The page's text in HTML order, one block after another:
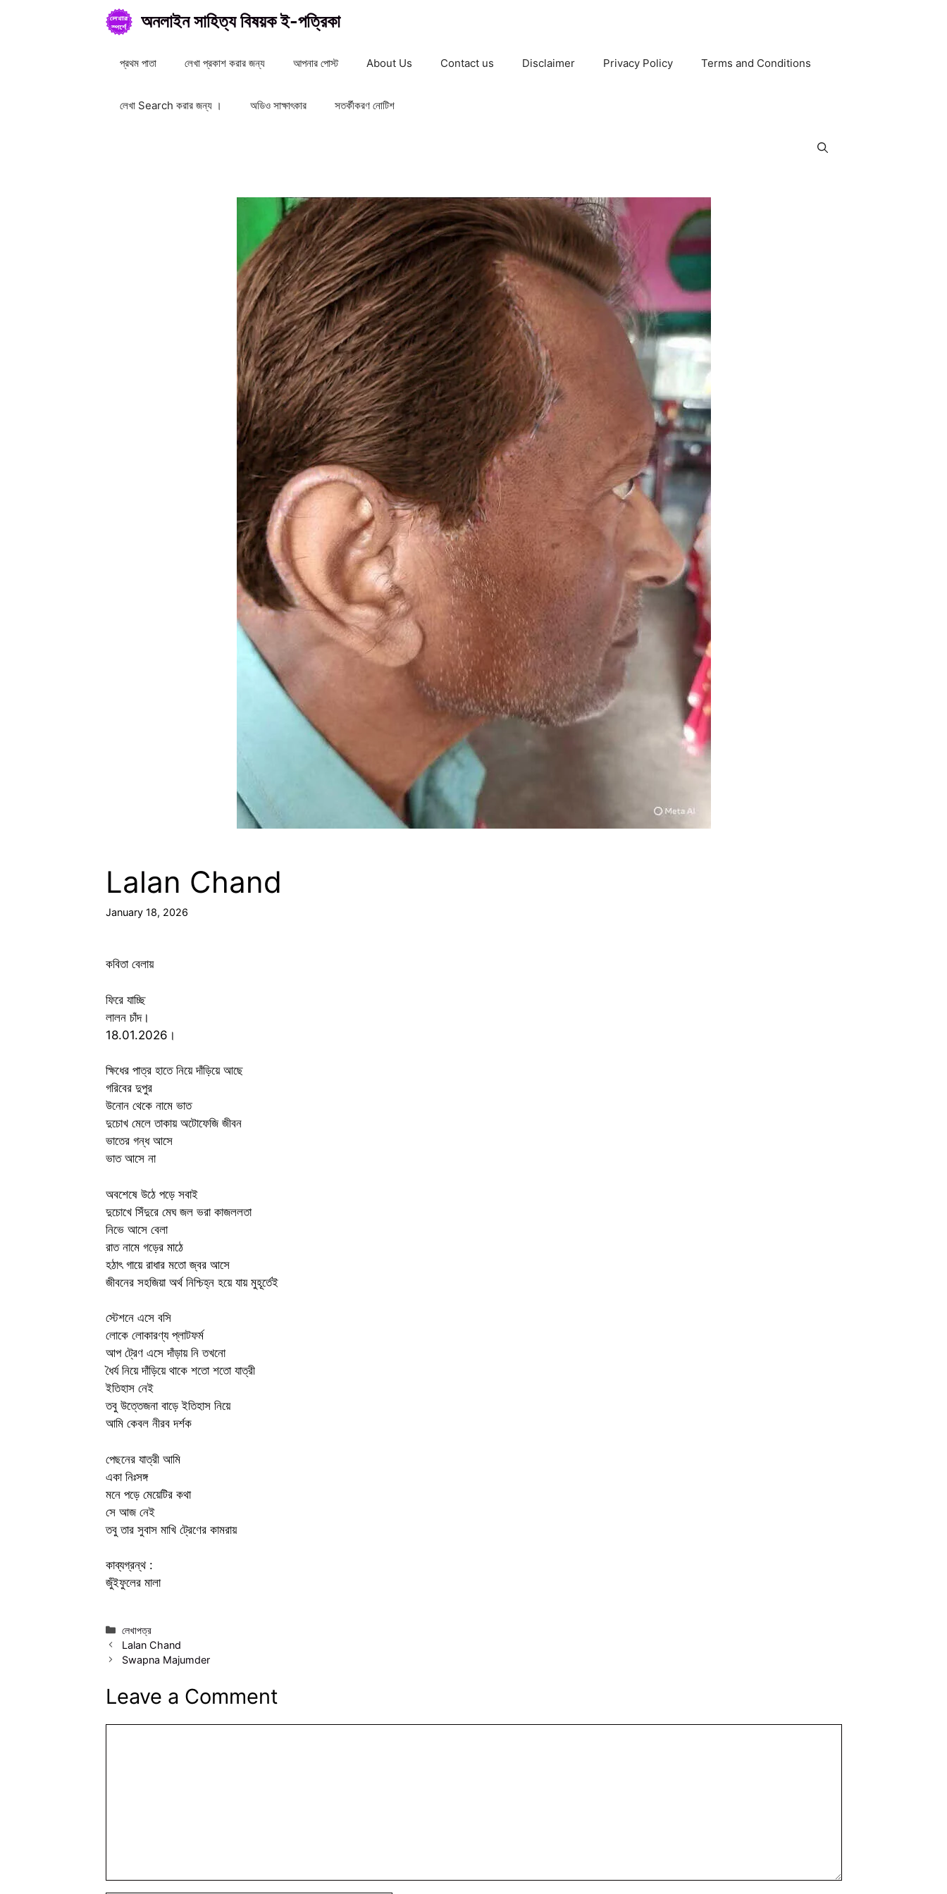
অনলাইন সাহিত্য বিষয়ক ই-পত্রিকা
প্রথম পাতা লেখা প্রকাশ করার জন্য আপনার পোস্ট About Us Contact us Disclaimer Privacy Policy Terms and Conditions
লেখা Search করার জন্য । অডিও সাক্ষাৎকার সতর্কীকরণ নোটিশ
Lalan Chand
January 18, 2026
কবিতা বেলায়
ফিরে যাচ্ছি
লালন চাঁদ।
18.01.2026।
ক্ষিধের পাত্র হাতে নিয়ে দাঁড়িয়ে আছে
গরিবের দুপুর
উনোন থেকে নামে ভাত
দুচোখ মেলে তাকায় অটোফেজি জীবন
ভাতের গন্ধ আসে
ভাত আসে না
অবশেষে উঠে পড়ে সবাই
দুচোখে সিঁদুরে মেঘ জল ভরা কাজললতা
নিভে আসে বেলা
রাত নামে গড়ের মাঠে
হঠাৎ গায়ে রাধার মতো জ্বর আসে
জীবনের সহজিয়া অর্থ নিশ্চিহ্ন হয়ে যায় মুহূর্তেই
স্টেশনে এসে বসি
লোকে লোকারণ্য প্লাটফর্ম
আপ ট্রেণ এসে দাঁড়ায় নি তখনো
ধৈর্য নিয়ে দাঁড়িয়ে থাকে শতো শতো যাত্রী
ইতিহাস নেই
তবু উত্তেজনা বাড়ে ইতিহাস নিয়ে
আমি কেবল নীরব দর্শক
পেছনের যাত্রী আমি
একা নিঃসঙ্গ
মনে পড়ে মেয়েটির কথা
সে আজ নেই
তবু তার সুবাস মাখি ট্রেণের কামরায়
কাব্যগ্রন্থ :
জুঁইফুলের মালা
Categories
লেখাপত্র
Lalan Chand
Swapna Majumder
Leave a Comment